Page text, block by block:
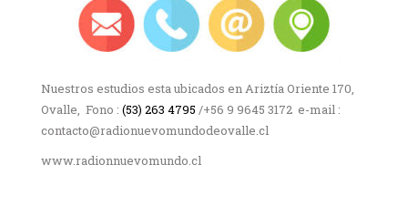
Nuestros estudios esta ubicados en Ariztía Oriente 170,
Ovalle, Fono : (53) 263 4795 /+56 9 9645 3172 e-mail :
contacto@radionuevomundodeovalle.cl
www.radionnuevomundo.cl